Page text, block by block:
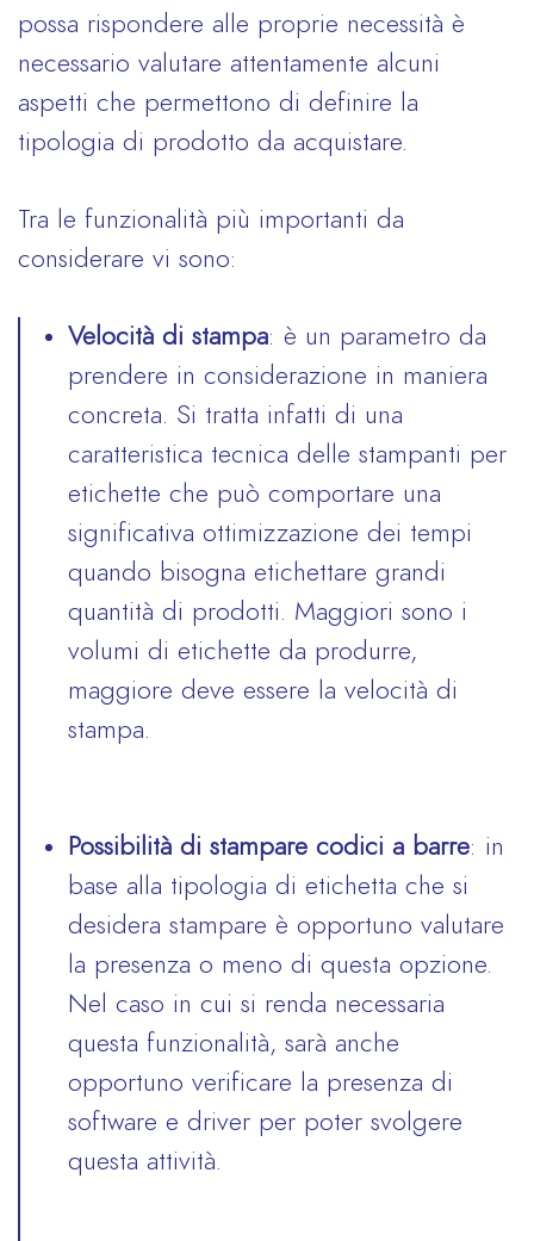
possa rispondere alle proprie necessità è
necessario valutare attentamente alcuni
aspetti che permettono di definire la
tipologia di prodotto da acquistare.
Tra le funzionalità più importanti da
considerare vi sono:
Velocità di stampa: è un parametro da
prendere in considerazione in maniera
concreta. Si tratta infatti di una
caratteristica tecnica delle stampanti per
etichette che può comportare una
significativa ottimizzazione dei tempi
quando bisogna etichettare grandi
quantità di prodotti. Maggiori sono i
volumi di etichette da produrre,
maggiore deve essere la velocità di
stampa.
Possibilità di stampare codici a barre: in
base alla tipologia di etichetta che si
desidera stampare è opportuno valutare
la presenza o meno di questa opzione.
Nel caso in cui si renda necessaria
questa funzionalità, sarà anche
opportuno verificare la presenza di
software e driver per poter svolgere
questa attività.